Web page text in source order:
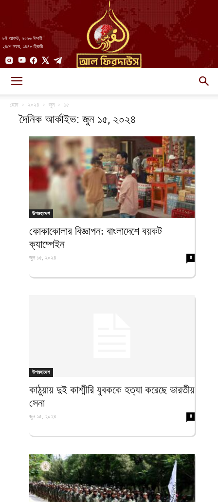
৮ই আগস্ট, ২০২৬ ঈসায়ী
২৪শে সফর, ১৪৪৮ হিজরি
আল-
ফিরদাউস
হোম ২০২৪ জুন ১৫
দৈনিক আর্কাইভ: জুন ১৫, ২০২৪
উপমহাদেশ
কোকাকোলার বিজ্ঞাপন: বাংলাদেশে বয়কট
ক্যাম্পেইন
জুন ১৫, ২০২৪ 0
উপমহাদেশ
কাঠুয়ায় দুই কাশ্মীরি যুবককে হত্যা করেছে ভারতীয়
সেনা
জুন ১৫, ২০২৪ 0